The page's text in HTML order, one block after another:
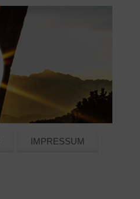
IMPRESSUM